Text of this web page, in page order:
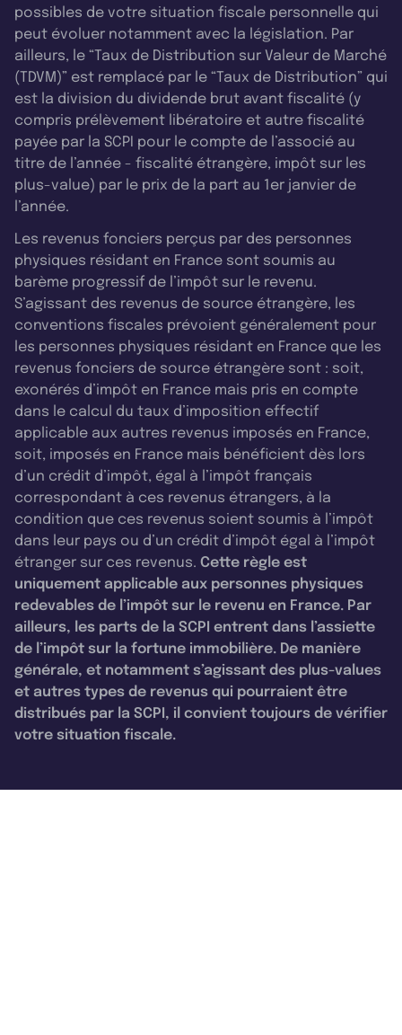
possibles de votre situation fiscale personnelle qui
peut évoluer notamment avec la législation. Par
ailleurs, le “Taux de Distribution sur Valeur de Marché
(TDVM)” est remplacé par le “Taux de Distribution” qui
est la division du dividende brut avant fiscalité (y
compris prélèvement libératoire et autre fiscalité
payée par la SCPI pour le compte de l’associé au
titre de l’année - fiscalité étrangère, impôt sur les
plus-value) par le prix de la part au 1er janvier de
l’année.
Les revenus fonciers perçus par des personnes
physiques résidant en France sont soumis au
barème progressif de l’impôt sur le revenu.
S’agissant des revenus de source étrangère, les
conventions fiscales prévoient généralement pour
les personnes physiques résidant en France que les
revenus fonciers de source étrangère sont : soit,
exonérés d’impôt en France mais pris en compte
dans le calcul du taux d’imposition effectif
applicable aux autres revenus imposés en France,
soit, imposés en France mais bénéficient dès lors
d’un crédit d’impôt, égal à l’impôt français
correspondant à ces revenus étrangers, à la
condition que ces revenus soient soumis à l’impôt
dans leur pays ou d’un crédit d’impôt égal à l’impôt
étranger sur ces revenus. Cette règle est
uniquement applicable aux personnes physiques
redevables de l’impôt sur le revenu en France. Par
ailleurs, les parts de la SCPI entrent dans l’assiette
de l’impôt sur la fortune immobilière. De manière
générale, et notamment s’agissant des plus-values
et autres types de revenus qui pourraient être
distribués par la SCPI, il convient toujours de vérifier
votre situation fiscale.